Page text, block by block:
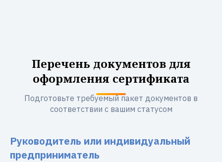
Перечень документов для
оформления сертификата
Подготовьте требуемый пакет документов в
соответствии с вашим статусом
Руководитель или индивидуальный
предприниматель